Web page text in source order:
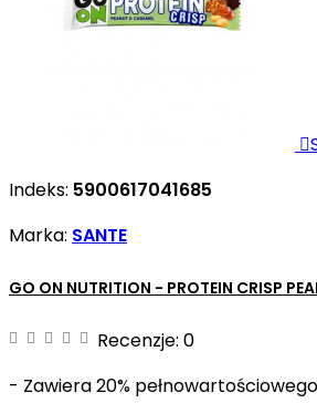

Indeks: 5900617041685
Marka: SANTE
GO ON NUTRITION - PROTEIN CRISP
Recenzje: 0
- Zawiera 20%